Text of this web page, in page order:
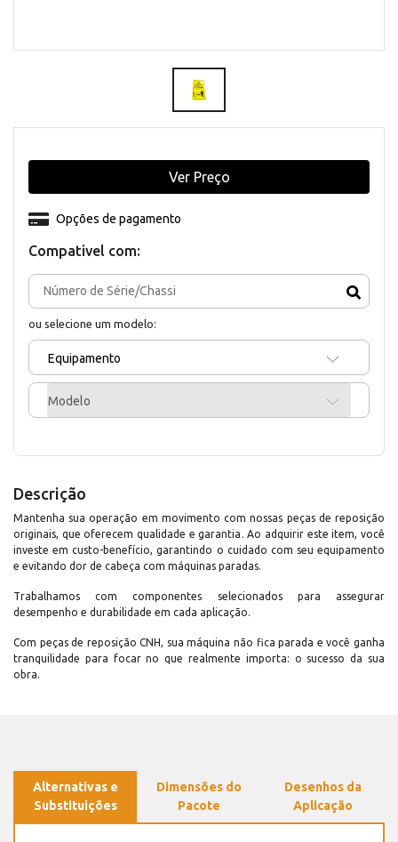
Compativel com:
ou selecione um modelo:
Equipamento
Modelo
Opções de pagamento
Ver Preço
Descrição
Mantenha sua operação em movimento com nossas peças de reposição
originais, que oferecem qualidade e garantia. Ao adquirir este item, você
investe em custo-benefício, garantindo o cuidado com seu equipamento
e evitando dor de cabeça com máquinas paradas.
Trabalhamos com componentes selecionados para assegurar
desempenho e durabilidade em cada aplicação.
Com peças de reposição CNH, sua máquina não fica parada e você ganha
tranquilidade para focar no que realmente importa: o sucesso da sua
obra.
Alternativas e
Substituições
Dimensões do
Pacote
Desenhos da
Aplicação